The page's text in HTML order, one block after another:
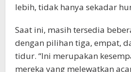
lebih, tidak hanya sekadar
Saat ini, masih tersedia
dengan pilihan tiga, empat,
tidur. “Ini merupakan
mereka yang melewatkan